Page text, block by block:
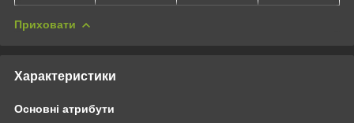
Приховати
Характеристики
Основні атрибути